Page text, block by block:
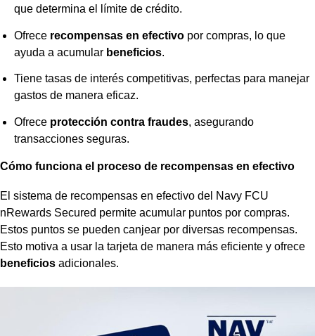
que determina el límite de crédito.
Ofrece recompensas en efectivo por compras, lo que
ayuda a acumular beneficios.
Tiene tasas de interés competitivas, perfectas para manejar
gastos de manera eficaz.
Ofrece protección contra fraudes, asegurando
transacciones seguras.
Cómo funciona el proceso de recompensas en efectivo
El sistema de recompensas en efectivo del Navy FCU
nRewards Secured permite acumular puntos por compras.
Estos puntos se pueden canjear por diversas recompensas.
Esto motiva a usar la tarjeta de manera más eficiente y ofrece
beneficios adicionales.